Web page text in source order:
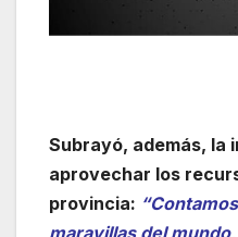
Subrayó, además, la
aprovechar los
provincia:
maravillas del